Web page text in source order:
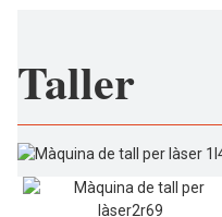
Taller